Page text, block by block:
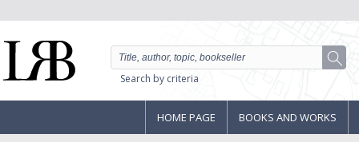
Search by criteria
HOME PAGE BOOKS AND WORKS